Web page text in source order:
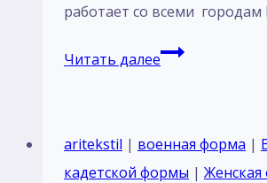
работает со всеми городам
Читать далееКостюм
кадетов
курсантов
aritekstil | военная форма |
кадетской формы |